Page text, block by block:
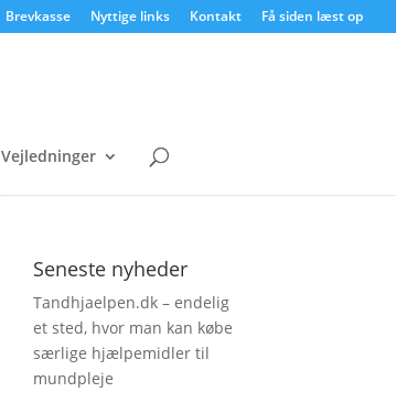
Brevkasse Nyttige links Kontakt Få siden læst op
Vejledninger
Seneste nyheder
Tandhjaelpen.dk – endelig
et sted, hvor man kan købe
særlige hjælpemidler til
mundpleje